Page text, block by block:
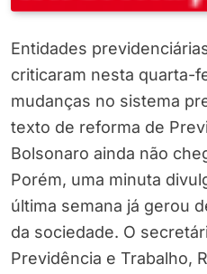
Entidades
criticaram nesta quarta-
mudanças no sistema
texto de reforma de
Bolsonaro ainda não
Porém, uma minuta
última semana já gerou
da sociedade. O
Previdência e Trabalho,